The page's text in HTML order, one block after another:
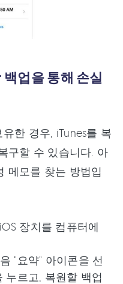
업을 통해 손실
한 경우, iTunes를 복
구할 수 있습니다. 아
메모를 찾는 방법입
장치를 컴퓨터에
"요약" 아이콘을 선
누르고, 복원할 백업